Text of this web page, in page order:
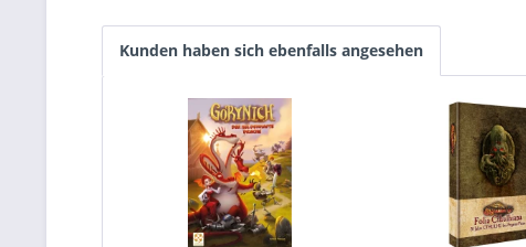
Kunden haben sich ebenfalls angesehen